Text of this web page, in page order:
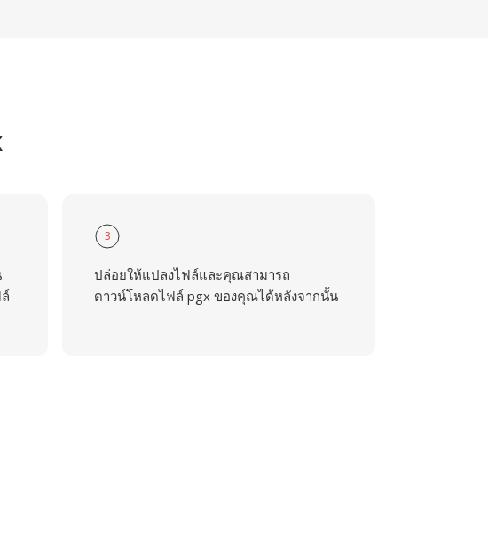
3
ปล่อยให้แปลงไฟล์และคุณสามารถ
ดาวน์โหลดไฟล์ pgx ของคุณได้หลังจากนั้น